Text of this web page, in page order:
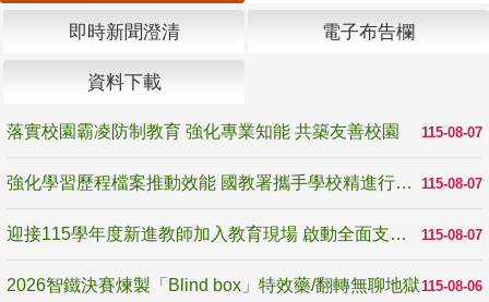
即時新聞澄清 電子布告欄
資料下載
115-08-07
落實校園霸凌防制教育 強化專業知能 共築友善校園
115-08-07
強化學習歷程檔案推動效能 國教署攜手學校精進行政與教學支持
115-08-07
迎接115學年度新進教師加入教育現場 啟動全面支持陪伴
115-08-06
2026智鐵決賽煉製「Blind box」特效藥/翻轉無聊地獄